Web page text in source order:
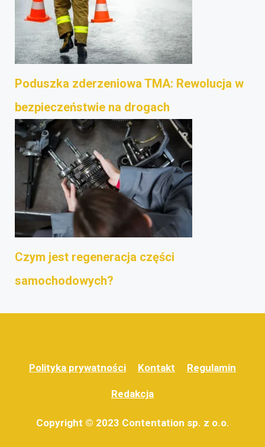
Poduszka zderzeniowa TMA: Rewolucja w
bezpieczeństwie na drogach
Czym jest regeneracja części
samochodowych?
Polityka prywatności Kontakt Regulamin
Redakcja
Copyright © 2023 Contentation sp. z o.o.